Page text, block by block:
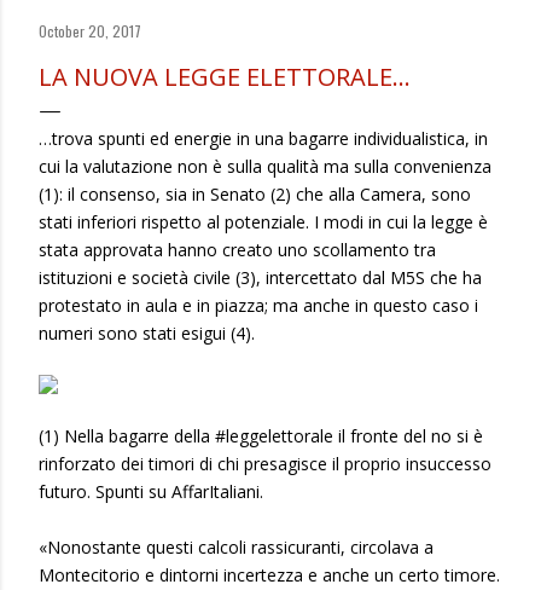
October 20, 2017
LA NUOVA LEGGE ELETTORALE…
…trova spunti ed energie in una bagarre individualistica, in
cui la valutazione non è sulla qualità ma sulla convenienza
(1): il consenso, sia in Senato (2) che alla Camera, sono
stati inferiori rispetto al potenziale. I modi in cui la legge è
stata approvata hanno creato uno scollamento tra
istituzioni e società civile (3), intercettato dal M5S che ha
protestato in aula e in piazza; ma anche in questo caso i
numeri sono stati esigui (4).
(1) Nella bagarre della #leggelettorale il fronte del no si è
rinforzato dei timori di chi presagisce il proprio insuccesso
futuro. Spunti su AffarItaliani.
«Nonostante questi calcoli rassicuranti, circolava a
Montecitorio e dintorni incertezza e anche un certo timore.